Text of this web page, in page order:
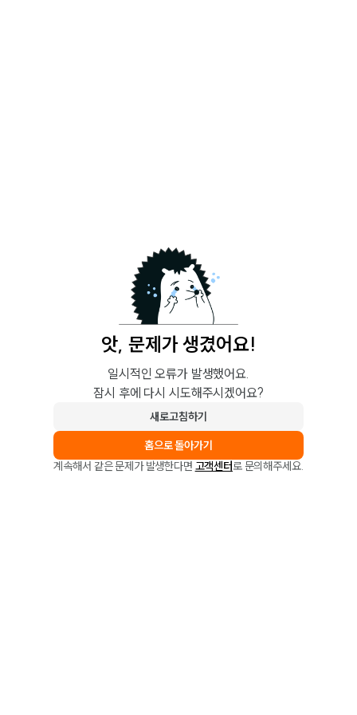
앗, 문제가 생겼어요!
일시적인 오류가 발생했어요.
잠시 후에 다시 시도해주시겠어요?
새로고침하기
홈으로 돌아가기
계속해서 같은 문제가 발생한다면 고객센터로 문의해주세요.